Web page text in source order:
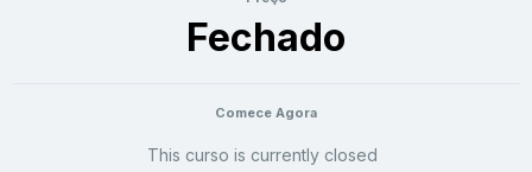
Fechado
Comece Agora
This curso is currently closed